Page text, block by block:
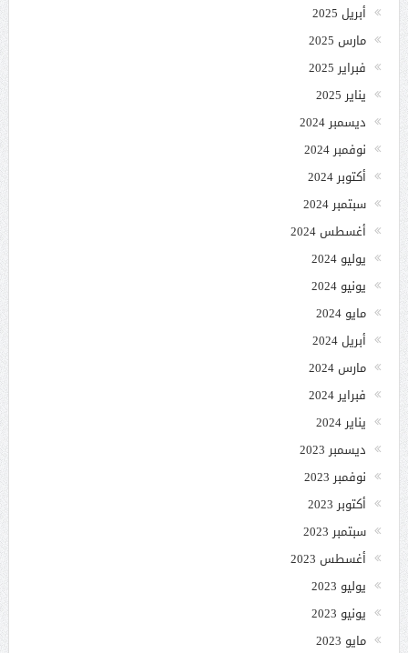
أبريل 2025
مارس 2025
فبراير 2025
يناير 2025
ديسمبر 2024
نوفمبر 2024
أكتوبر 2024
سبتمبر 2024
أغسطس 2024
يوليو 2024
يونيو 2024
مايو 2024
أبريل 2024
مارس 2024
فبراير 2024
يناير 2024
ديسمبر 2023
نوفمبر 2023
أكتوبر 2023
سبتمبر 2023
أغسطس 2023
يوليو 2023
يونيو 2023
مايو 2023